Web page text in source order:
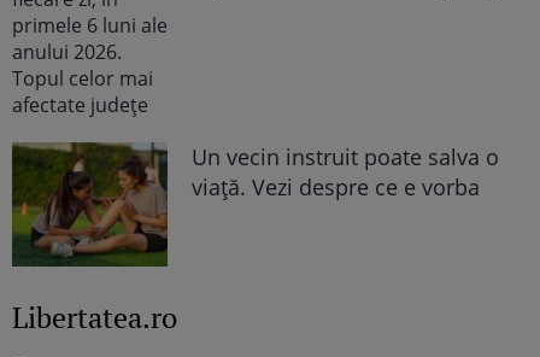
Un vecin instruit poate salva o
viață. Vezi despre ce e vorba
Libertatea.ro